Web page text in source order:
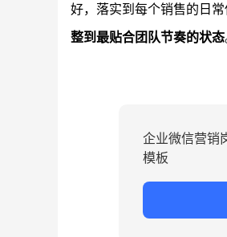
好，落实到每个销售的日
整到最贴合团队节奏的状态
企业微信营销
模板